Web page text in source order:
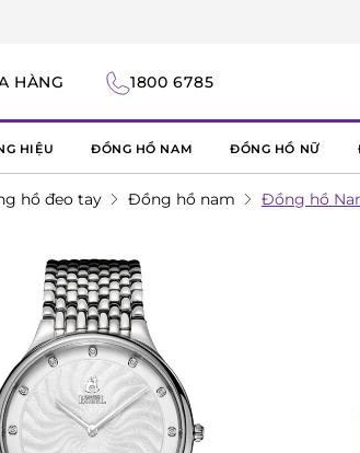
HÀNG 1800 6785
HIỆU ĐỒNG HỒ NAM ĐỒNG HỒ NỮ
hồ đeo tay Đồng hồ nam Đồng hồ